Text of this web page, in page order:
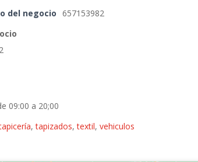
del negocio
657153982
09:00 a 20;00
,tapizados,textil,vehiculos